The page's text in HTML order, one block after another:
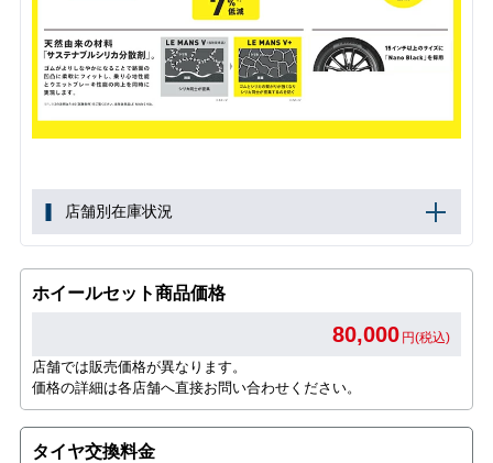
店舗別在庫状況
ホイールセット商品価格
80,000 円(税込)
店舗では販売価格が異なります。
価格の詳細は各店舗へ直接お問い合わせください。
タイヤ交換料金